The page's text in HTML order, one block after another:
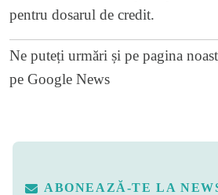
pentru dosarul de credit.
Ne puteți urmări și pe pagina
pe Google News
ABONEAZĂ-TE LA